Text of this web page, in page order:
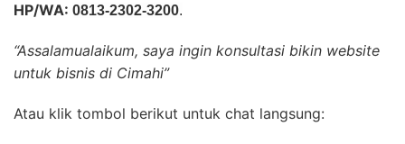
HP/WA: 0813-2302-3200.
“Assalamualaikum, saya ingin konsultasi bikin website
untuk bisnis di Cimahi”
Atau klik tombol berikut untuk chat langsung: